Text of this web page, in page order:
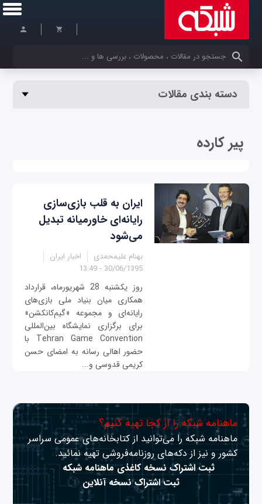
کلمات کلیدی خود را وارد کنید
دسته بندی مقالات
پیر کارده
ایران به قلب بازی‌سازی
رایانه‌ای خاورمیانه تبدیل
می‌شود
بهنام علیمحمدی
اخبار ایران
30/06/1395 - 13:49
روز یکشنبه 28 شهریورماه، قرارداد
همکاری میان بنیاد ملی بازی‌های
رایانه‌ای و مجموعه «گیم‌کانکشن»
برای برگزاری نمایشگاه بین‌المللی
Tehran Game Convention با
حضور اهالی رسانه به امضای حسن
کریمی قدوسی و...
ماهنامه شبکه را از کجا تهیه کنیم؟
ماهنامه شبکه را می‌توانید از کتابخانه‌های عمومی سراسر
کشور و نیز از دکه‌های روزنامه‌فروشی تهیه نمائید.
ثبت اشتراک نسخه کاغذی ماهنامه شبکه
ثبت اشتراک نسخه آنلاین